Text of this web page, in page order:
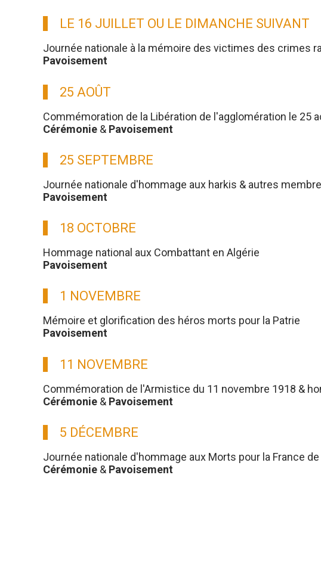
LE 16 JUILLET OU LE DIMANCHE SUIVANT
Journée nationale à la mémoire des victimes des crimes
Pavoisement
25 AOÛT
Commémoration de la Libération de l'agglomération le 25
Cérémonie & Pavoisement
25 SEPTEMBRE
Journée nationale d'hommage aux harkis & autres
Pavoisement
18 OCTOBRE
Hommage national aux Combattant en Algérie
Pavoisement
1 NOVEMBRE
Mémoire et glorification des héros morts pour la Patrie
Pavoisement
11 NOVEMBRE
Commémoration de l'Armistice du 11 novembre 1918 &
Cérémonie & Pavoisement
5 DÉCEMBRE
Journée nationale d'hommage aux Morts pour la France
Cérémonie & Pavoisement